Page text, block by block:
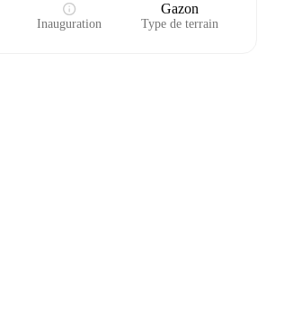
Inauguration
Gazon
Type de terrain